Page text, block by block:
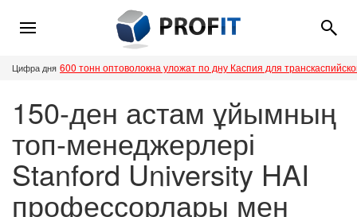
Цифра дня 600 тонн оптоволокна уложат по дну Каспия для
150-ден астам ұйымның
топ-менеджерлері
Stanford University HAI
профессорлары мен